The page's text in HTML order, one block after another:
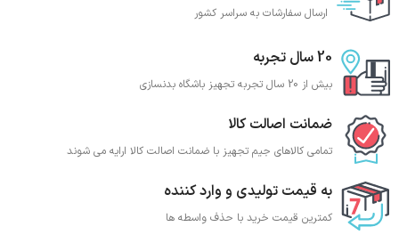
ارسال سفارشات به سراسر کشور
20 سال تجربه
بیش از 20 سال تجربه تجهیز باشگاه بدنسازی
ضمانت اصالت کالا
تمامی کالاهای جیم تجهیز با ضمانت اصالت کالا ارایه می شوند
به قیمت تولیدی و وارد کننده
کمترین قیمت خرید با حذف واسطه ها